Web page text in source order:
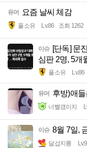
유머 요즘 날씨 체감
풀소유 Lv.86 조회 1262
이슈 [단독] 문
심판 2명, 5개
풀소유 Lv.86
유머 후방)애
너빨갱이지
이슈 8월 7일,
달섭지롱